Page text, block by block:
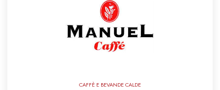
CAFFÈ E BEVANDE CALDE